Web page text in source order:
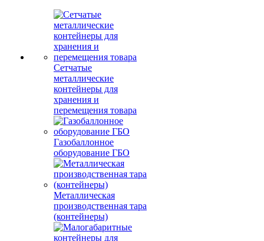
Сетчатые
металлические
контейнеры для
хранения и
перемещения товара
Газобаллонное
оборудование ГБО
Металлическая
производственная тара
(контейнеры)